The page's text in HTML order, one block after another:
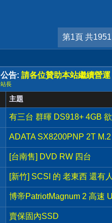
第1頁 共
公告: 請各位贊助本站繼續營運
站長
主題
有三台 群暉 DS918+ 4GB
ADATA SX8200PNP 2T
[台南售] DVD RW 四台
[新竹] SCSI 的 老東西 還有
博帝PatriotMagnum 2 高速
賣保固內SSD